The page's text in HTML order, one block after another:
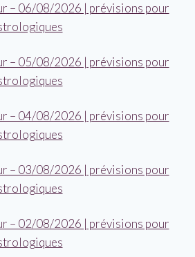
– 06/08/2026 | prévisions pour
– 05/08/2026 | prévisions pour
– 04/08/2026 | prévisions pour
– 03/08/2026 | prévisions pour
– 02/08/2026 | prévisions pour